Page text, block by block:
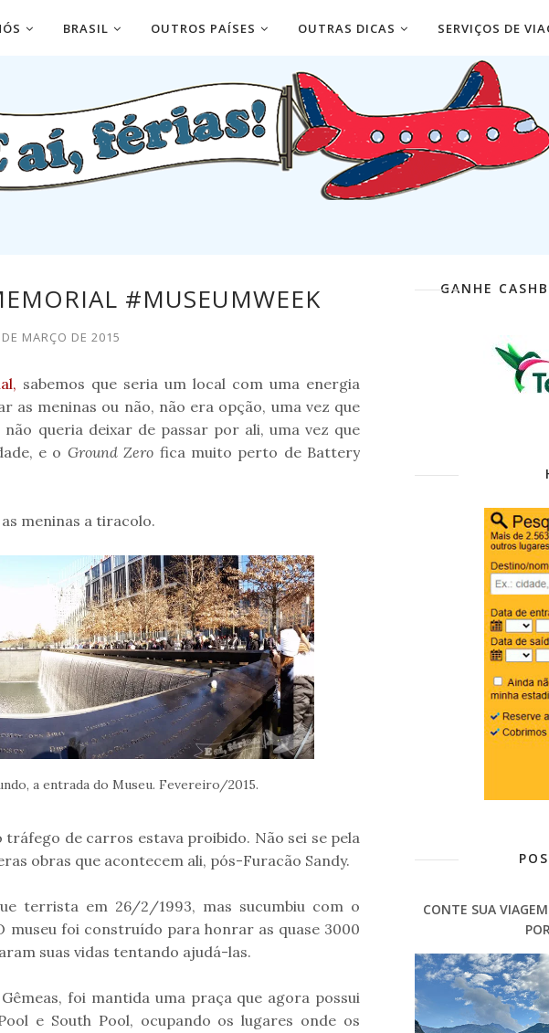
BRASIL OUTROS PAÍSES OUTRAS DICAS SERVIÇOS DE
#MUSEUMWEEK
MARÇO DE 2015
sabemos que seria um local com uma energia
as meninas ou não, não era opção, uma vez que
queria deixar de passar por ali, uma vez que
e o Ground Zero fica muito perto de Battery
meninas a tiracolo.
a entrada do Museu. Fevereiro/2015.
de carros estava proibido. Não sei se pela
obras que acontecem ali, pós-Furacão Sandy.
terrista em 26/2/1993, mas sucumbiu com o
museu foi construído para honrar as quase 3000
suas vidas tentando ajudá-las.
foi mantida uma praça que agora possui
e South Pool, ocupando os lugares onde os
GANHE
CONTE SUA